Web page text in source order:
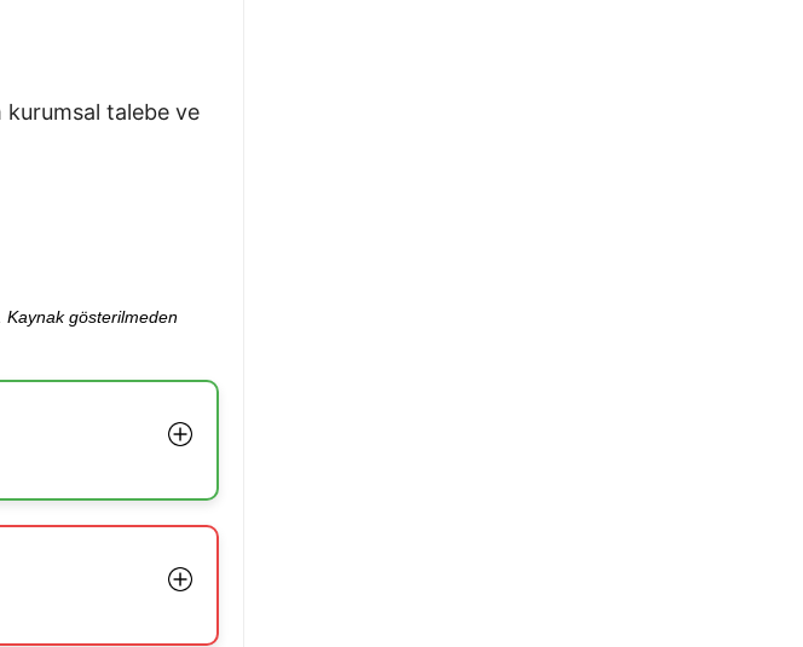
kurumsal talebe ve
Kaynak gösterilmeden